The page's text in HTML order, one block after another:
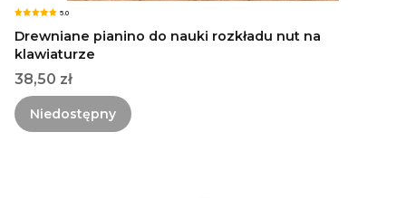
5.0
Drewniane pianino do nauki rozkładu nut na
klawiaturze
Cena
38,50 zł
Niedostępny